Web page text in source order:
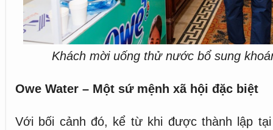
Khách mời uống thử nước bổ sung
Owe Water – Một sứ mệnh xã hội đặc biệt
Với bối cảnh đó, kể từ khi được thành lập